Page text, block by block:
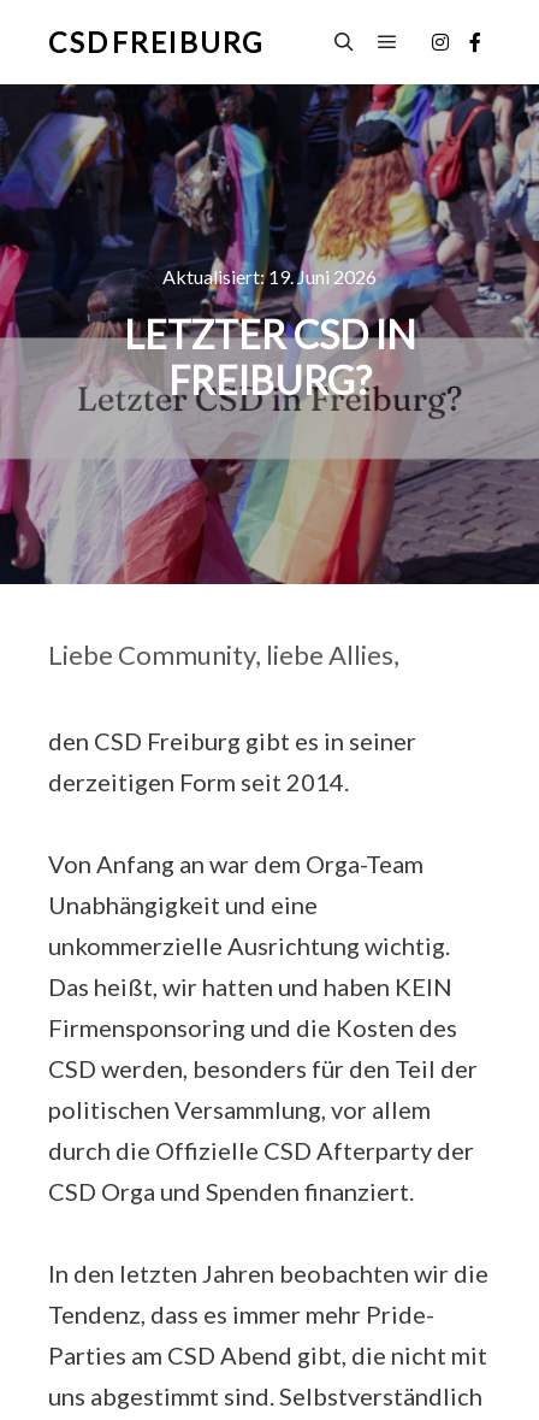
CSD FREIBURG
Aktualisiert:19. Juni 2026
LETZTER CSD IN
FREIBURG?
Liebe Community, liebe Allies,
den CSD Freiburg gibt es in seiner
derzeitigen Form seit 2014.
Von Anfang an war dem Orga-Team
Unabhängigkeit und eine
unkommerzielle Ausrichtung wichtig.
Das heißt, wir hatten und haben KEIN
Firmensponsoring und die Kosten des
CSD werden, besonders für den Teil der
politischen Versammlung, vor allem
durch die Offizielle CSD Afterparty der
CSD Orga und Spenden finanziert.
In den letzten Jahren beobachten wir die
Tendenz, dass es immer mehr Pride-
Parties am CSD Abend gibt, die nicht mit
uns abgestimmt sind. Selbstverständlich